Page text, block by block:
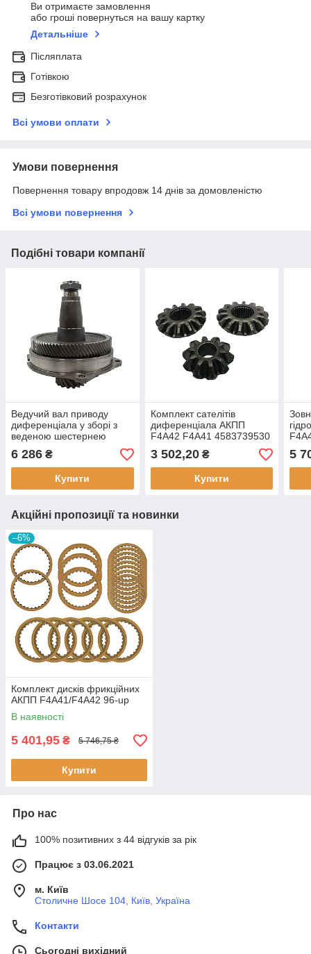
Ви отримаєте замовлення
або гроші повернуться на вашу картку
Детальніше
Післяплата
Готівкою
Безготівковий розрахунок
Всі умови оплати
Умови повернення
Повернення товару впродовж 14 днів за домовленістю
Всі умови повернення
Подібні товари компанії
Ведучий вал приводу
диференціала у зборі з
веденою шестернею
Driven Transfer Gear АКПП
F4A41/42 | A5HF1 (Б.У.)
6 286 ₴
Купити
Комплект сателітів
диференціала АКПП
F4A42 F4A41 4583739530
3 502,20₴
Купити
5
Акційні пропозиції та новинки
–6%
Комплект дисків фрикційних
АКПП F4A41/F4A42 96-up
В наявності
5 401,95 ₴ 5 746,75 ₴
Купити
Про нас
100% позитивних з 44 відгуків за рік
Працює з 03.06.2021
м. Київ
Столичне Шосе 104, Київ, Україна
Контакти
Сьогодні вихідний